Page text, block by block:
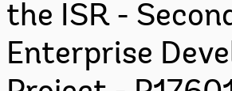
the ISR -
Enterprise